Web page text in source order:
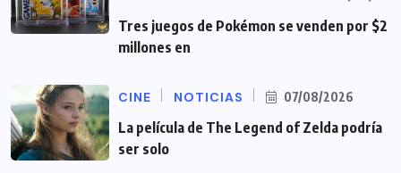
Tres juegos de Pokémon se venden por $2
millones en
CINE NOTICIAS 07/08/2026
La película de The Legend of Zelda podría
ser solo